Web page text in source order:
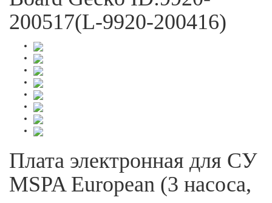
200517(L-9920-200416)
Плата электронная для СУ
MSPA European (3 насоса,